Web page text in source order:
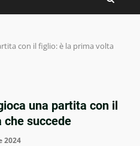
con il figlio: è la prima volta
una partita con il
succede
2024